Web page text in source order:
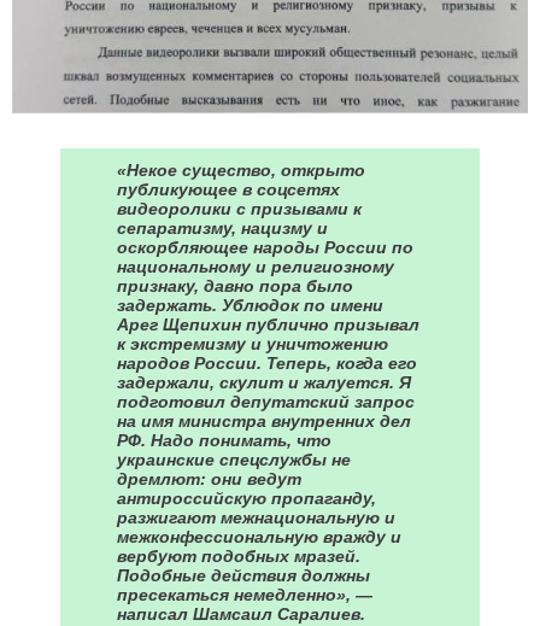
«Некое существо, открыто
публикующее в соцсетях
видеоролики с призывами к
сепаратизму, нацизму и
оскорбляющее народы России по
национальному и религиозному
признаку, давно пора было
задержать. Ублюдок по имени
Арег Щепихин публично призывал
к экстремизму и уничтожению
народов России. Теперь, когда его
задержали, скулит и жалуется. Я
подготовил депутатский запрос
на имя министра внутренних дел
РФ. Надо понимать, что
украинские спецслужбы не
дремлют: они ведут
антироссийскую пропаганду,
разжигают межнациональную и
межконфессиональную вражду и
вербуют подобных мразей.
Подобные действия должны
пресекаться немедленно», —
написал Шамсаил Саралиев.